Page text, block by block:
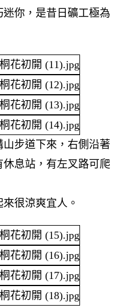
你，是昔日礦工極為
步道下來，右側沿著
息站，有左叉路可爬
很涼爽宜人。